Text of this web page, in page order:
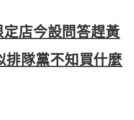
店今設問答趕黃
隊黨不知買什麼